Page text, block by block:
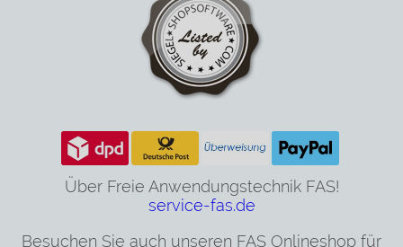
Über Freie Anwendungstechnik FAS!
service-fas.de
Besuchen Sie auch unseren FAS Onlineshop für